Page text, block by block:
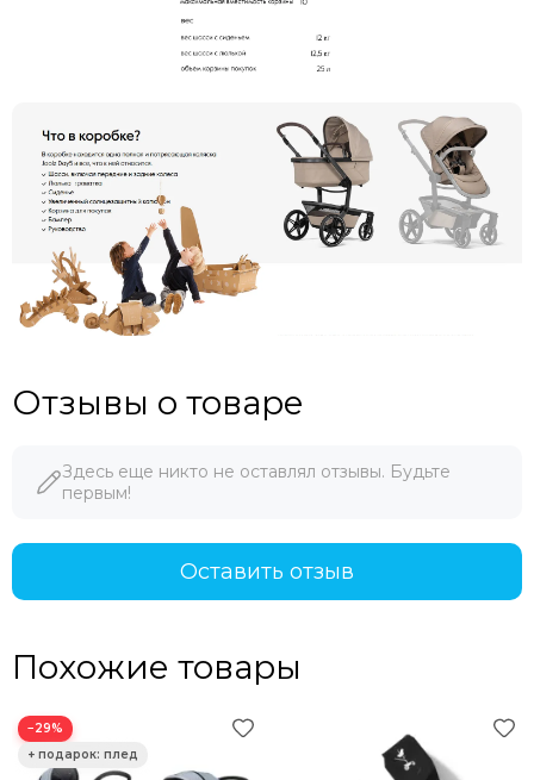
Отзывы о товаре
Здесь еще никто не оставлял отзывы. Будьте
первым!
Оставить отзыв
Похожие товары
−29%